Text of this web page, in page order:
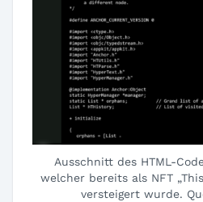
Ausschnitt des HTML-
welcher bereits als NFT
versteigert wurde.